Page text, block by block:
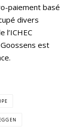
paiement basé
divers
l’ICHEC
est